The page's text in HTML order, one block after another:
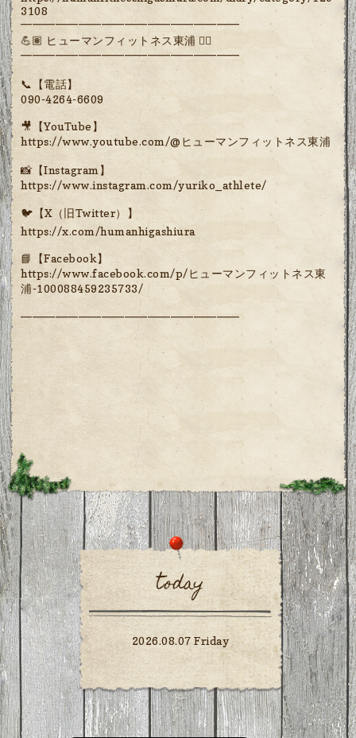
3108
━━━━━━━━━━━━━━━━━━━
💪🏽 ヒューマンフィットネス東浦 🏋️‍♀️
━━━━━━━━━━━━━━━━━━━
📞【電話】
090-4264-6609
🎥【YouTube】
https://www.youtube.com/@ヒューマンフィットネス東浦
📸【Instagram】
https://www.instagram.com/yuriko_athlete/
🐦【X（旧Twitter）】
https://x.com/humanhigashiura
📘【Facebook】
https://www.facebook.com/p/ヒューマンフィットネス東
浦-100088459235733/
━━━━━━━━━━━━━━━━━━━
today
2026.08.07 Friday